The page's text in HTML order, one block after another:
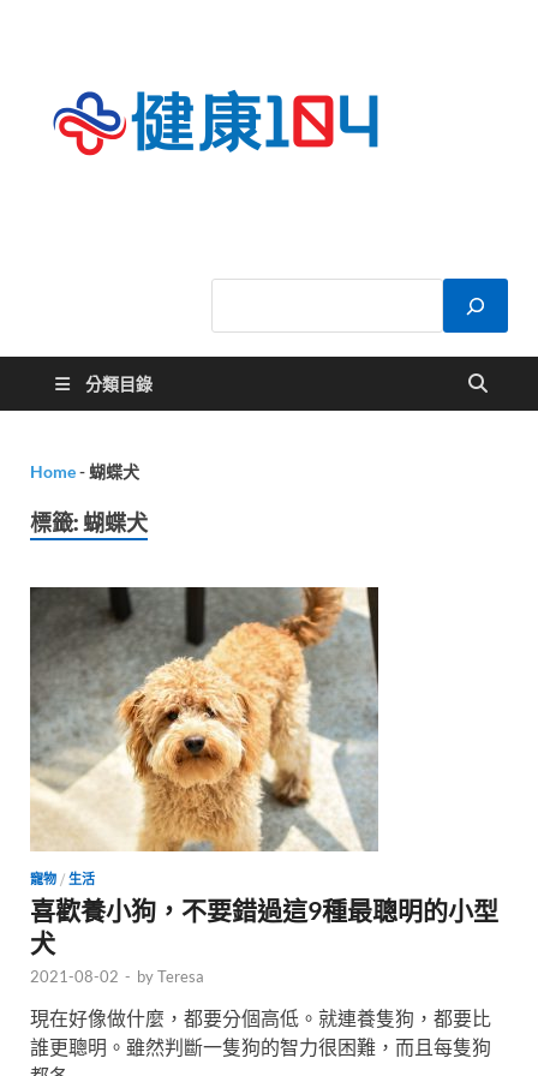
分類目錄
Home- 蝴蝶犬
標籤:蝴蝶犬
寵物 / 生活
喜歡養小狗，不要錯過這9種最聰明的小型
犬
2021-08-02 - byTeresa
現在好像做什麼，都要分個高低。就連養隻狗，都要比
誰更聰明。雖然判斷一隻狗的智力很困難，而且每隻狗